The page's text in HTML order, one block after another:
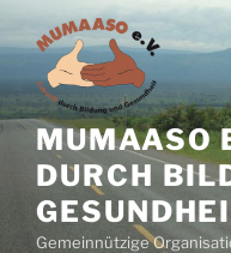
Inhalt
springen
MUMAASO
DURCH
Gemeinnützige